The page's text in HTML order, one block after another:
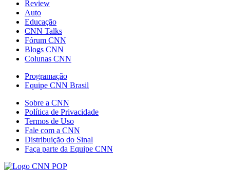
Review
Auto
Educação
CNN Talks
Fórum CNN
Blogs CNN
Colunas CNN
Programação
Equipe CNN Brasil
Sobre a CNN
Política de Privacidade
Termos de Uso
Fale com a CNN
Distribuição do Sinal
Faça parte da Equipe CNN